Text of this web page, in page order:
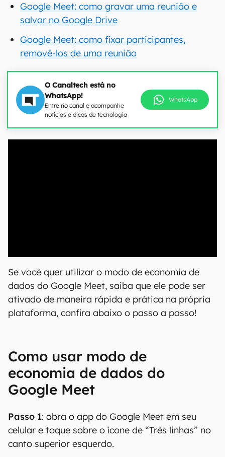
Google Meet: como gravar uma reunião e
salvar no Google Drive
Google Meet: como fixar participantes,
removê-los de uma reunião
O Canaltech está no
WhatsApp!
Entre no canal e acompanhe
notícias e dicas de tecnologia
WhatsApp
Se você quer utilizar o modo de economia de
dados do Google Meet, saiba que ele pode ser
ativado de maneira rápida e prática na própria
plataforma, confira abaixo o passo a passo!
Como usar modo de
economia de dados do
Google Meet
Passo 1: abra o app do Google Meet em seu
celular e toque sobre o ícone de “Três linhas” no
canto superior esquerdo.